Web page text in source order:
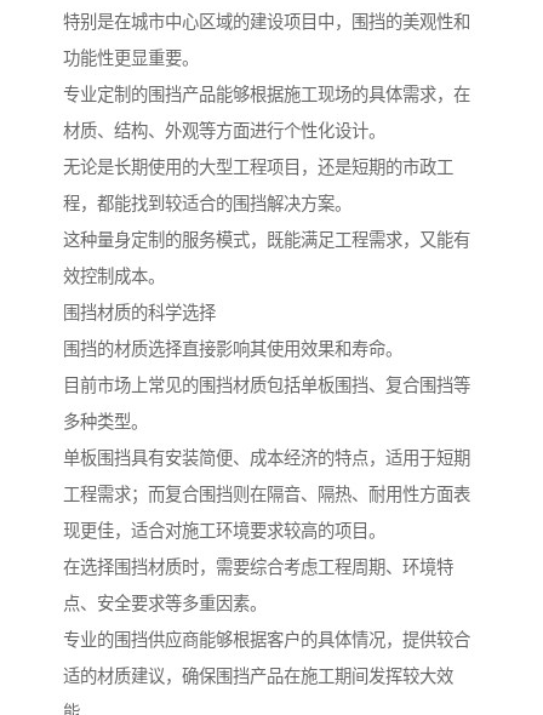
特别是在城市中心区域的建设项目中，围挡的美观性和
功能性更显重要。
专业定制的围挡产品能够根据施工现场的具体需求，在
材质、结构、外观等方面进行个性化设计。
无论是长期使用的大型工程项目，还是短期的市政工
程，都能找到较适合的围挡解决方案。
这种量身定制的服务模式，既能满足工程需求，又能有
效控制成本。
围挡材质的科学选择
围挡的材质选择直接影响其使用效果和寿命。
目前市场上常见的围挡材质包括单板围挡、复合围挡等
多种类型。
单板围挡具有安装简便、成本经济的特点，适用于短期
工程需求；而复合围挡则在隔音、隔热、耐用性方面表
现更佳，适合对施工环境要求较高的项目。
在选择围挡材质时，需要综合考虑工程周期、环境特
点、安全要求等多重因素。
专业的围挡供应商能够根据客户的具体情况，提供较合
适的材质建议，确保围挡产品在施工期间发挥较大效